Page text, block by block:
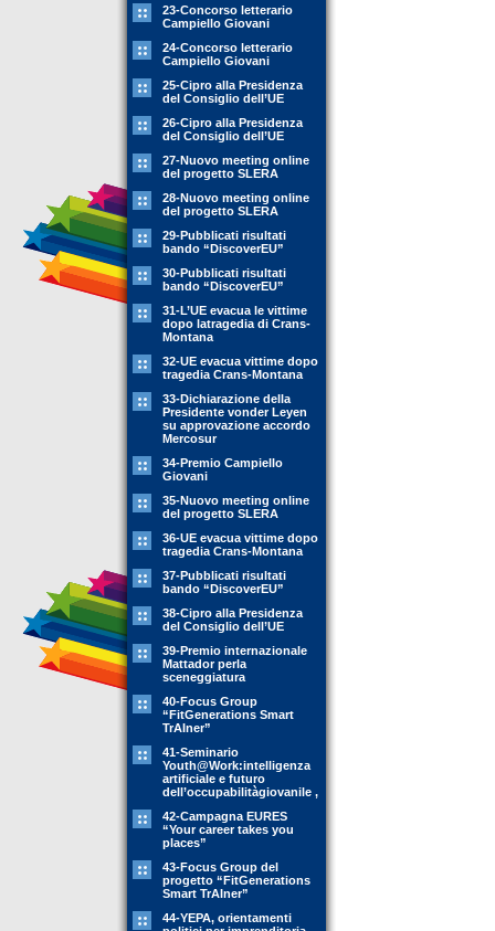
23-Concorso letterario
Campiello Giovani
24-Concorso letterario
Campiello Giovani
25-Cipro alla Presidenza
del Consiglio dell’UE
26-Cipro alla Presidenza
del Consiglio dell’UE
27-Nuovo meeting online
del progetto SLERA
28-Nuovo meeting online
del progetto SLERA
29-Pubblicati risultati
bando “DiscoverEU”
30-Pubblicati risultati
bando “DiscoverEU”
31-L’UE evacua le vittime
dopo latragedia di Crans-
Montana
32-UE evacua vittime dopo
tragedia Crans-Montana
33-Dichiarazione della
Presidente vonder Leyen
su approvazione accordo
Mercosur
34-Premio Campiello
Giovani
35-Nuovo meeting online
del progetto SLERA
36-UE evacua vittime dopo
tragedia Crans-Montana
37-Pubblicati risultati
bando “DiscoverEU”
38-Cipro alla Presidenza
del Consiglio dell’UE
39-Premio internazionale
Mattador perla
sceneggiatura
40-Focus Group
“FitGenerations Smart
TrAIner”
41-Seminario
Youth@Work:intelligenza
artificiale e futuro
dell’occupabilitàgiovanile ,
42-Campagna EURES
“Your career takes you
places”
43-Focus Group del
progetto “FitGenerations
Smart TrAIner”
44-YEPA, orientamenti